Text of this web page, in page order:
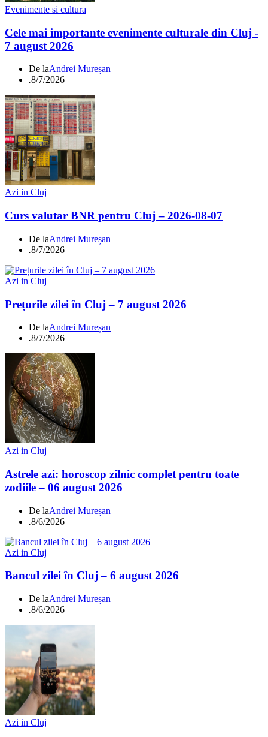
Evenimente si cultura
Cele mai importante evenimente culturale din Cluj -
7 august 2026
De laAndrei Mureșan
.8/7/2026
Azi in Cluj
Curs valutar BNR pentru Cluj – 2026-08-07
De laAndrei Mureșan
.8/7/2026
Azi in Cluj
Prețurile zilei în Cluj – 7 august 2026
De laAndrei Mureșan
.8/7/2026
Azi in Cluj
Astrele azi: horoscop zilnic complet pentru toate
zodiile – 06 august 2026
De laAndrei Mureșan
.8/6/2026
Azi in Cluj
Bancul zilei în Cluj – 6 august 2026
De laAndrei Mureșan
.8/6/2026
Azi in Cluj